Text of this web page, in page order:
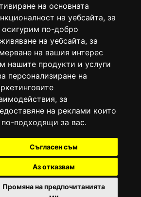
на основната
на уебсайта, за
осигурим по-добро
на уебсайта, за
на вашия интерес
нашите продукти и услуги
персонализиране на
, за
на реклами които
по-подходящи за вас.
Съгласен съм
Аз отказвам
Промяна на предпочитанията